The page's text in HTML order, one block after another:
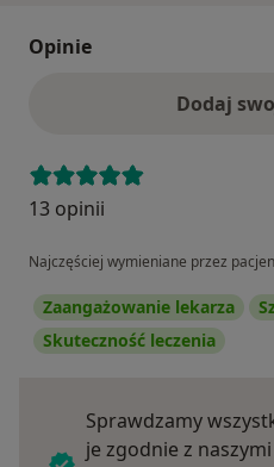
Opinie
Dodaj
13 opinii
Najczęściej wymieniane przez
Zaangażowanie lekarza
Skuteczność leczenia
Sprawdzamy
je zgodnie z